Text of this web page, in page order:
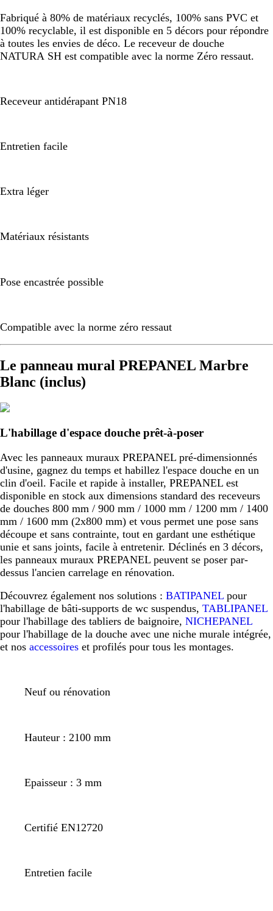
Fabriqué à 80% de matériaux recyclés, 100% sans PVC et
100% recyclable, il est disponible en 5 décors pour répondre
à toutes les envies de déco. Le receveur de douche
NATURA SH est compatible avec la norme Zéro ressaut.
Receveur antidérapant PN18
Entretien facile
Extra léger
Matériaux résistants
Pose encastrée possible
Compatible avec la norme zéro ressaut
Le panneau mural PREPANEL Marbre
Blanc (inclus)
L'habillage d'espace douche prêt-à-poser
Avec les panneaux muraux PREPANEL pré-dimensionnés
d'usine, gagnez du temps et habillez l'espace douche en un
clin d'oeil. Facile et rapide à installer, PREPANEL est
disponible en stock aux dimensions standard des receveurs
de douches 800 mm / 900 mm / 1000 mm / 1200 mm / 1400
mm / 1600 mm (2x800 mm) et vous permet une pose sans
découpe et sans contrainte, tout en gardant une esthétique
unie et sans joints, facile à entretenir. Déclinés en 3 décors,
les panneaux muraux PREPANEL peuvent se poser par-
dessus l'ancien carrelage en rénovation.
Découvrez également nos solutions : BATIPANEL pour
l'habillage de bâti-supports de wc suspendus, TABLIPANEL
pour l'habillage des tabliers de baignoire, NICHEPANEL
pour l'habillage de la douche avec une niche murale intégrée,
et nos accessoires et profilés pour tous les montages.
Neuf ou rénovation
Hauteur : 2100 mm
Epaisseur : 3 mm
Certifié EN12720
Entretien facile